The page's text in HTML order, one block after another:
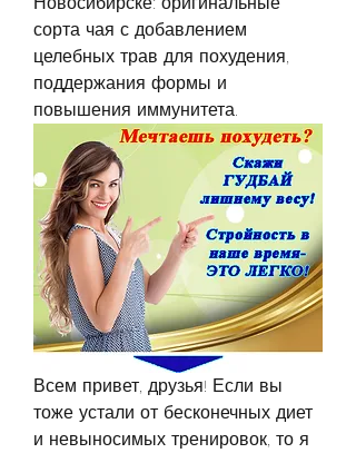
сорта чая с добавлением
целебных трав для похудения,
поддержания формы и
повышения иммунитета.
Всем привет, друзья! Если вы
тоже устали от бесконечных диет
и невыносимых тренировок, то я